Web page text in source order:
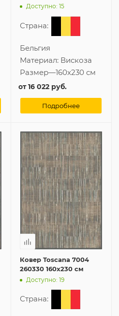
Доступно: 15
Страна:
Бельгия
Материал: Вискоза
Размер—160x230 см
от16 022 руб.
Подробнее
Ковер Toscana 7004
260330 160x230 см
Доступно: 19
Страна: